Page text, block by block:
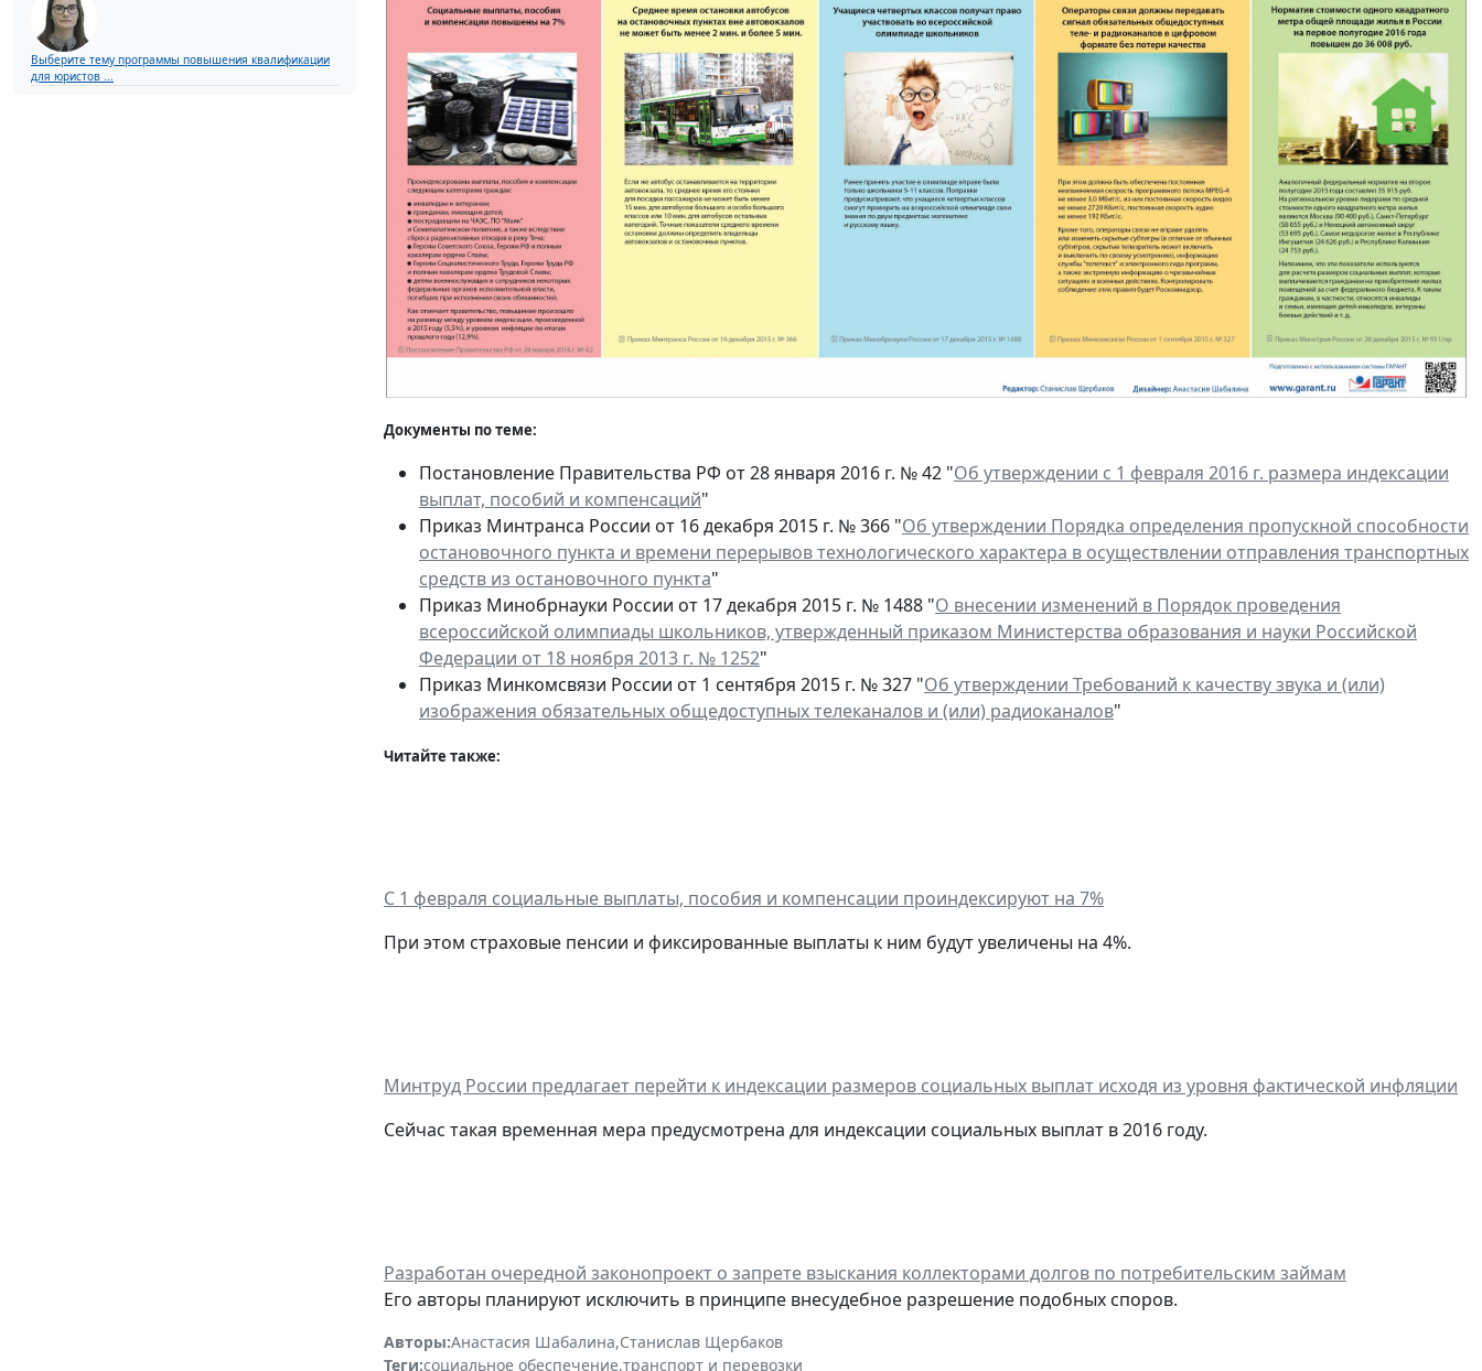
Выберите тему программы повышения квалификации
для юристов ...
Документы по теме:
Постановление Правительства РФ от 28 января 2016 г. № 42 "Об утверждении с 1 февраля 2016 г. размера индексации
выплат, пособий и компенсаций"
Приказ Минтранса России от 16 декабря 2015 г. № 366 "Об утверждении Порядка определения пропускной способности
остановочного пункта и времени перерывов технологического характера в осуществлении отправления транспортных
средств из остановочного пункта"
Приказ Минобрнауки России от 17 декабря 2015 г. № 1488 "О внесении изменений в Порядок проведения
всероссийской олимпиады школьников, утвержденный приказом Министерства образования и науки Российской
Федерации от 18 ноября 2013 г. № 1252"
Приказ Минкомсвязи России от 1 сентября 2015 г. № 327 "Об утверждении Требований к качеству звука и (или)
изображения обязательных общедоступных телеканалов и (или) радиоканалов"
Читайте также:
С 1 февраля социальные выплаты, пособия и компенсации проиндексируют на 7%
При этом страховые пенсии и фиксированные выплаты к ним будут увеличены на 4%.
Минтруд России предлагает перейти к индексации размеров социальных выплат исходя из уровня фактической инфляции
Сейчас такая временная мера предусмотрена для индексации социальных выплат в 2016 году.
Разработан очередной законопроект о запрете взыскания коллекторами долгов по потребительским займам
Его авторы планируют исключить в принципе внесудебное разрешение подобных споров.
Авторы:Анастасия Шабалина,Станислав Щербаков
Теги:социальное обеспечение,транспорт и перевозки